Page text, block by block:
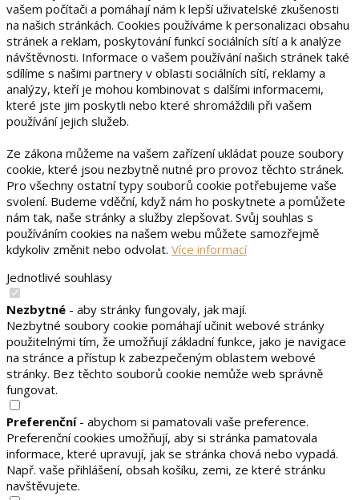
vašem počítači a pomáhají nám k lepší uživatelské zkušenosti
na našich stránkách. Cookies používáme k personalizaci obsahu
stránek a reklam, poskytování funkcí sociálních sítí a k analýze
návštěvnosti. Informace o vašem používání našich stránek také
sdílíme s našimi partnery v oblasti sociálních sítí, reklamy a
analýzy, kteří je mohou kombinovat s dalšími informacemi,
které jste jim poskytli nebo které shromáždili při vašem
používání jejich služeb.
Ze zákona můžeme na vašem zařízení ukládat pouze soubory
cookie, které jsou nezbytně nutné pro provoz těchto stránek.
Pro všechny ostatní typy souborů cookie potřebujeme vaše
svolení. Budeme vděční, když nám ho poskytnete a pomůžete
nám tak, naše stránky a služby zlepšovat. Svůj souhlas s
používáním cookies na našem webu můžete samozřejmě
kdykoliv změnit nebo odvolat. Více informací
Jednotlivé souhlasy
Nezbytné - aby stránky fungovaly, jak mají.
Nezbytné soubory cookie pomáhají učinit webové stránky
použitelnými tím, že umožňují základní funkce, jako je navigace
na stránce a přístup k zabezpečeným oblastem webové
stránky. Bez těchto souborů cookie nemůže web správně
fungovat.
Preferenční- abychom si pamatovali vaše preference.
Preferenční cookies umožňují, aby si stránka pamatovala
informace, které upravují, jak se stránka chová nebo vypadá.
Např. vaše přihlášení, obsah košíku, zemi, ze které stránku
navštěvujete.